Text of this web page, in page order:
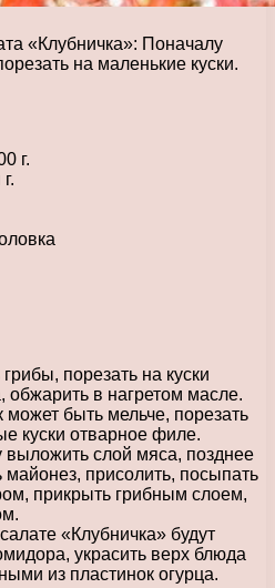
«Клубничка»: Поначалу
на маленькие куски.
г.
порезать на куски
обжарить в нагретом масле.
может быть мельче, порезать
куски отварное филе.
слой мяса, позднее
майонез, присолить, посыпать
прикрыть грибным слоем,
«Клубничка» будут
украсить верх блюда
из пластинок огурца.